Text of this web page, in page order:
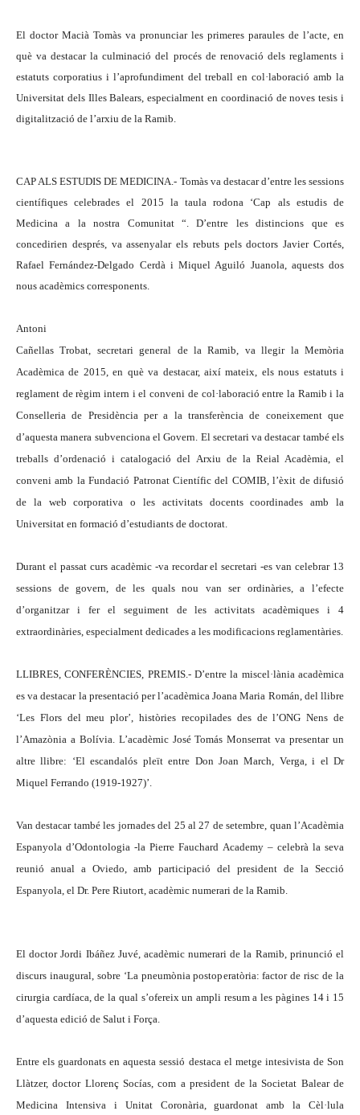
El doctor Macià Tomàs va pronunciar les primeres paraules de l’acte, en
què va destacar la culminació del procés de renovació dels reglaments i
estatuts corporatius i l’aprofundiment del treball en col·laboració amb la
Universitat dels Illes Balears, especialment en coordinació de noves tesis i
digitalització de l’arxiu de la Ramib.
CAP ALS ESTUDIS DE MEDICINA.- Tomàs va destacar d’entre les sessions
científiques celebrades el 2015 la taula rodona ‘Cap als estudis de
Medicina a la nostra Comunitat “. D’entre les distincions que es
concedirien després, va assenyalar els rebuts pels doctors Javier Cortés,
Rafael Fernández-Delgado Cerdà i Miquel Aguiló Juanola, aquests dos
nous acadèmics corresponents.
Antoni
Cañellas Trobat, secretari general de la Ramib, va llegir la Memòria
Acadèmica de 2015, en què va destacar, així mateix, els nous estatuts i
reglament de règim intern i el conveni de col·laboració entre la Ramib i la
Conselleria de Presidència per a la transferència de coneixement que
d’aquesta manera subvenciona el Govern. El secretari va destacar també els
treballs d’ordenació i catalogació del Arxiu de la Reial Acadèmia, el
conveni amb la Fundació Patronat Científic del COMIB, l’èxit de difusió
de la web corporativa o les activitats docents coordinades amb la
Universitat en formació d’estudiants de doctorat.
Durant el passat curs acadèmic -va recordar el secretari -es van celebrar 13
sessions de govern, de les quals nou van ser ordinàries, a l’efecte
d’organitzar i fer el seguiment de les activitats acadèmiques i 4
extraordinàries, especialment dedicades a les modificacions reglamentàries.
LLIBRES, CONFERÈNCIES, PREMIS.- D’entre la miscel·lània acadèmica
es va destacar la presentació per l’acadèmica Joana Maria Román, del llibre
‘Les Flors del meu plor’, històries recopilades des de l’ONG Nens de
l’Amazònia a Bolívia. L’acadèmic José Tomás Monserrat va presentar un
altre llibre: ‘El escandalós pleït entre Don Joan March, Verga, i el Dr
Miquel Ferrando (1919-1927)’.
Van destacar també les jornades del 25 al 27 de setembre, quan l’Acadèmia
Espanyola d’Odontologia -la Pierre Fauchard Academy – celebrà la seva
reunió anual a Oviedo, amb participació del president de la Secció
Espanyola, el Dr. Pere Riutort, acadèmic numerari de la Ramib.
El doctor Jordi Ibáñez Juvé, acadèmic numerari de la Ramib, prinunció el
discurs inaugural, sobre ‘La pneumònia postoperatòria: factor de risc de la
cirurgia cardíaca, de la qual s’ofereix un ampli resum a les pàgines 14 i 15
d’aquesta edició de Salut i Força.
Entre els guardonats en aquesta sessió destaca el metge intesivista de Son
Llàtzer, doctor Llorenç Socías, com a president de la Societat Balear de
Medicina Intensiva i Unitat Coronària, guardonat amb la Cèl·lula